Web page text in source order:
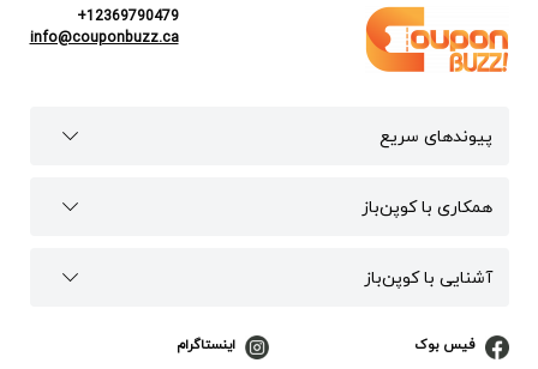
+12369790479
info@couponbuzz.ca
پیوند‌های سریع
همکاری با کوپن‌باز
آشنایی با کوپن‌باز
فیس بوک اینستاگرام